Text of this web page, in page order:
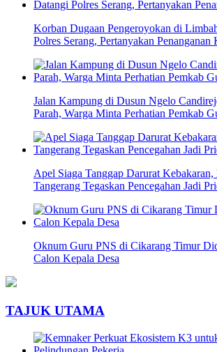
Korban Dugaan Pengeroyokan di
Polres Serang, Pertanyakan Penanganan
Jalan Kampung di Dusun Ngelo
Parah, Warga Minta Perhatian Pemkab
Apel Siaga Tanggap Darurat Kebakaran,
Tangerang Tegaskan Pencegahan Jadi
Oknum Guru PNS di Cikarang Timur
Calon Kepala Desa
TAJUK UTAMA